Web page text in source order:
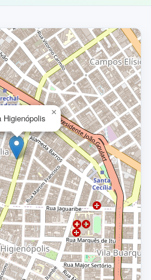
Higienópolis
×